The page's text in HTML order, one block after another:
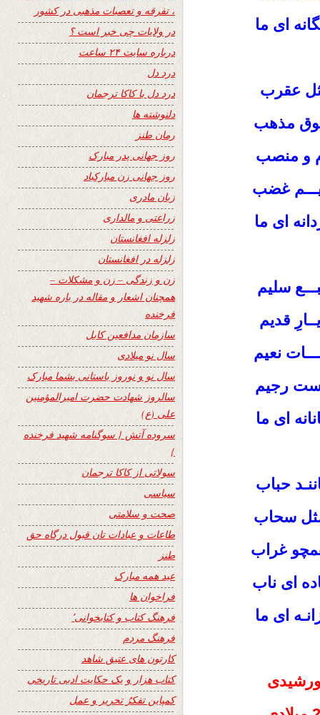
ای ما
عقرب
شوق مذهب
و منصب
غضب
ای ما
سلیم
قدیم
نعیم
رجیم
ای ما
حباب
مثل سحاب
غراب
ای ناب
ای ما
، تفرقه و تعصبات مذهبی در کشور
در ولایات چی خبر است ؟
درباره سایت ۲۴ ساعت
درد دل
درد دل با کاکا ترجمان
دلنوشته ها
رمان طنز
روز جهانی پدر مبارک
روز جهانی زن مبارکباد
زبان مادری
زراعتی و مالداری
زلزله افغانستان
زلزله در افغانستان
زن و زندگی – زن و مشکلات –
همچنان اشعار و مقاله در باره شهید
فرخنده
سازمان مدافعین کابل
سال نو میلادی
سال نو و نوروز باستانی بشما مبارک
سالروز شهادت حضرت امیرالمؤمنین
علی (ع)
سروده آتش { سوگنامه شهید فرخنده
}
سولاتی از کاکا ترجمان
سیاسی
صحت و سلامتی
طاعات و عبادات تان قبول درگاه حق
طنز
عید همه مبارک
فراخوان ها
فرهنگ کتاب و کتابخوانی٬
فرهنگ مردم
کارتون های عتیق شاهد
کتاب هزار و یک حکایت ادبی تاریخی
کمپاین تفکرُ تحریر و عمل